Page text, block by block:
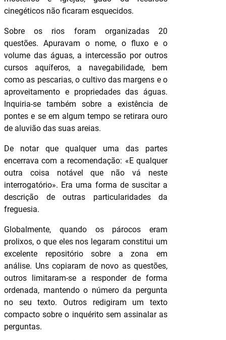
cinegéticos não ficaram esquecidos.
Sobre os rios foram organizadas 20
questões. Apuravam o nome, o fluxo e o
volume das águas, a intercessão por outros
cursos aquíferos, a navegabilidade, bem
como as pescarias, o cultivo das margens e o
aproveitamento e propriedades das águas.
Inquiria-se também sobre a existência de
pontes e se em algum tempo se retirara ouro
de aluvião das suas areias.
De notar que qualquer uma das partes
encerrava com a recomendação: «E qualquer
outra coisa notável que não vá neste
interrogatório». Era uma forma de suscitar a
descrição de outras particularidades da
freguesia.
Globalmente, quando os párocos eram
prolixos, o que eles nos legaram constitui um
excelente repositório sobre a zona em
análise. Uns copiaram de novo as questões,
outros limitaram-se a responder de forma
ordenada, mantendo o número da pergunta
no seu texto. Outros redigiram um texto
compacto sobre o inquérito sem assinalar as
perguntas.